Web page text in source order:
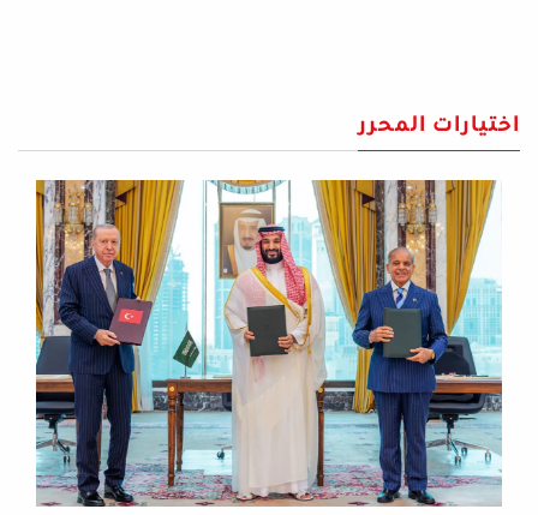
اختيارات المحرر